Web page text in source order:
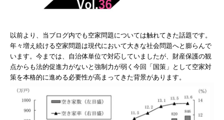
以前より、当ブログ内でも空家問題については触れてきた話題です。
年々増え続ける空家問題は現代において大きな社会問題へと膨らんで
います。今までは、自治体単位で対応していましたが、財産保護の観
点からも法的促進力がないと強制力が弱く今回「国策」として空家対
策を本格的に進める必要性が高まってきた背景があります。